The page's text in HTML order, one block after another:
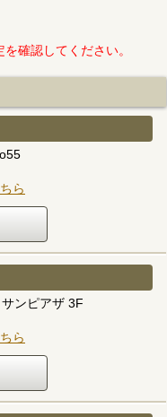
確認してください。
ら
ンピアザ 3F
ら